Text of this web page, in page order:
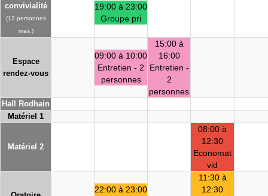
convivialité
(12 personnes
max.)
19:00 à 23:00
Groupe pri
Espace
rendez-vous
09:00 à 10:00
Entretien - 2
personnes
15:00 à
16:00
Entretien -
2
personnes
Hall Rodhain
Matériel 1
Matériel 2
08:00 à
12:30
Economat
vid
22:00 à 23:00
11:30 à
12:30